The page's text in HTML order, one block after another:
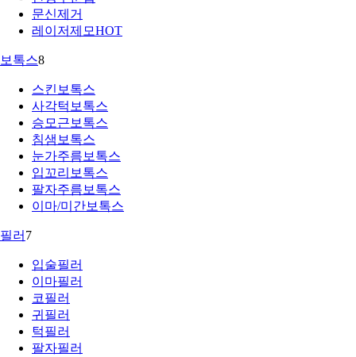
문신제거
레이저제모HOT
보톡스8
스킨보톡스
사각턱보톡스
승모근보톡스
침샘보톡스
눈가주름보톡스
입꼬리보톡스
팔자주름보톡스
이마/미간보톡스
필러 7
입술필러
이마필러
코필러
귀필러
턱필러
팔자필러